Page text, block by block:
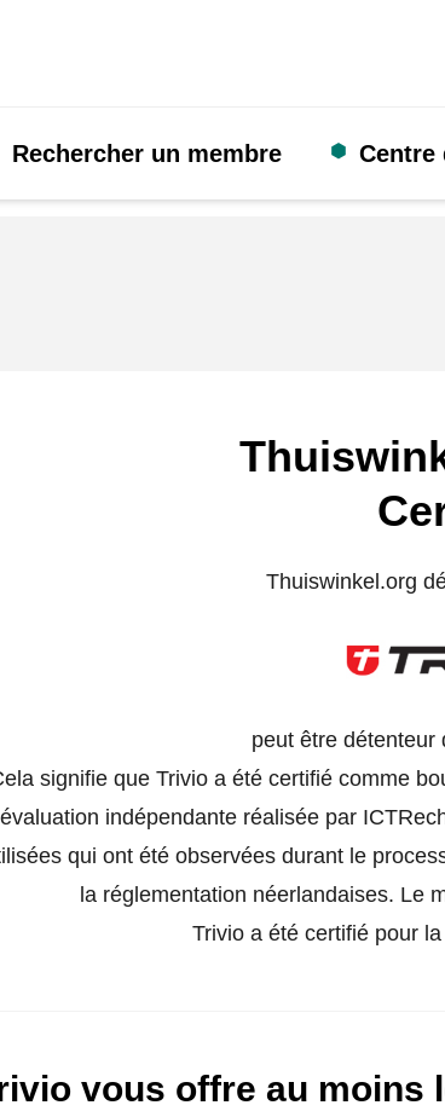
Rechercher un membre Centre
Thuiswinkel.org
peut être détenteur
signifie que Trivio a été certifié comme
évaluation indépendante réalisée par
qui ont été observées durant le
la réglementation néerlandaises. Le
Trivio a été certifié pour
vous offre au moins